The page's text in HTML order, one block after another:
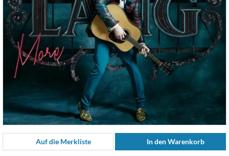
Auf die Merkliste In den Warenkorb